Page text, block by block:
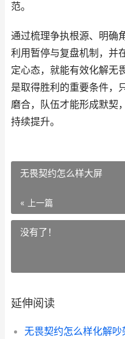
范。
通过梳理争执根源、明确
利用暂停与复盘机制，并
定心态，就能有效化解无
是取得胜利的重要条件，
磨合，队伍才能形成默契
持续提升。
无畏契约怎么样大屏
« 上一篇
没有了！
延伸阅读
无畏契约怎么样化解吵